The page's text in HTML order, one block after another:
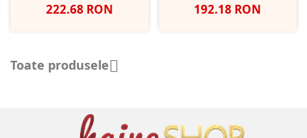
Pret
222.68 RON Pret
192.18 RON
Toate produsele